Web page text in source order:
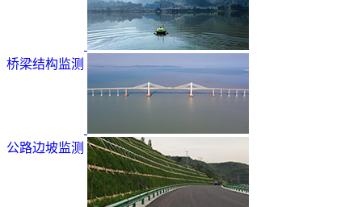
桥梁结构监测
公路边坡监测